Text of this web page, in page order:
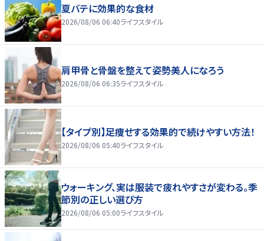
夏バテに効果的な食材
2026/08/06 06:40ライフスタイル
肩甲骨と骨盤を整えて姿勢美人になろう
2026/08/06 06:35ライフスタイル
【タイプ別】足痩せする効果的で続けやすい方法！
2026/08/06 05:40ライフスタイル
ウォーキング、実は服装で疲れやすさが変わる。季
節別の正しい選び方
2026/08/06 05:00ライフスタイル